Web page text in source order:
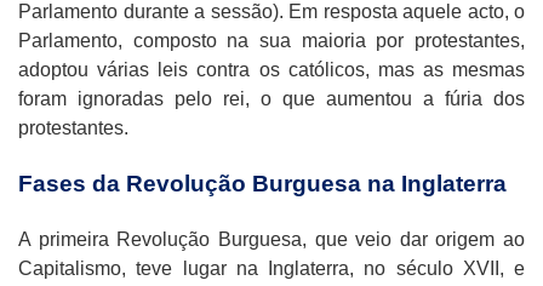
Parlamento durante a sessão). Em resposta aquele acto, o
Parlamento, composto na sua maioria por protestantes,
adoptou várias leis contra os católicos, mas as mesmas
foram ignoradas pelo rei, o que aumentou a fúria dos
protestantes.
Fases da Revolução Burguesa na Inglaterra
A primeira Revolução Burguesa, que veio dar origem ao
Capitalismo, teve lugar na Inglaterra, no século XVII, e